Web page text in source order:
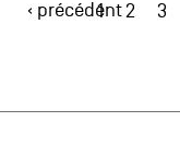
‹ précédent
1 2 3